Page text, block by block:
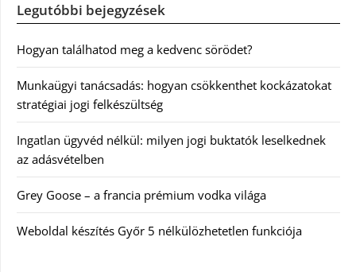
Legutóbbi bejegyzések
Hogyan találhatod meg a kedvenc sörödet?
Munkaügyi tanácsadás: hogyan csökkenthet kockázatokat
stratégiai jogi felkészültség
Ingatlan ügyvéd nélkül: milyen jogi buktatók leselkednek
az adásvételben
Grey Goose – a francia prémium vodka világa
Weboldal készítés Győr 5 nélkülözhetetlen funkciója